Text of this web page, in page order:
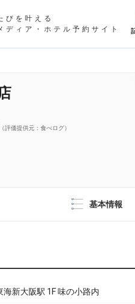
びを叶える
ディア・ホテル予約サイト
（評価提供元：食べログ）
基本情報
新大阪駅 1F 味の小路内